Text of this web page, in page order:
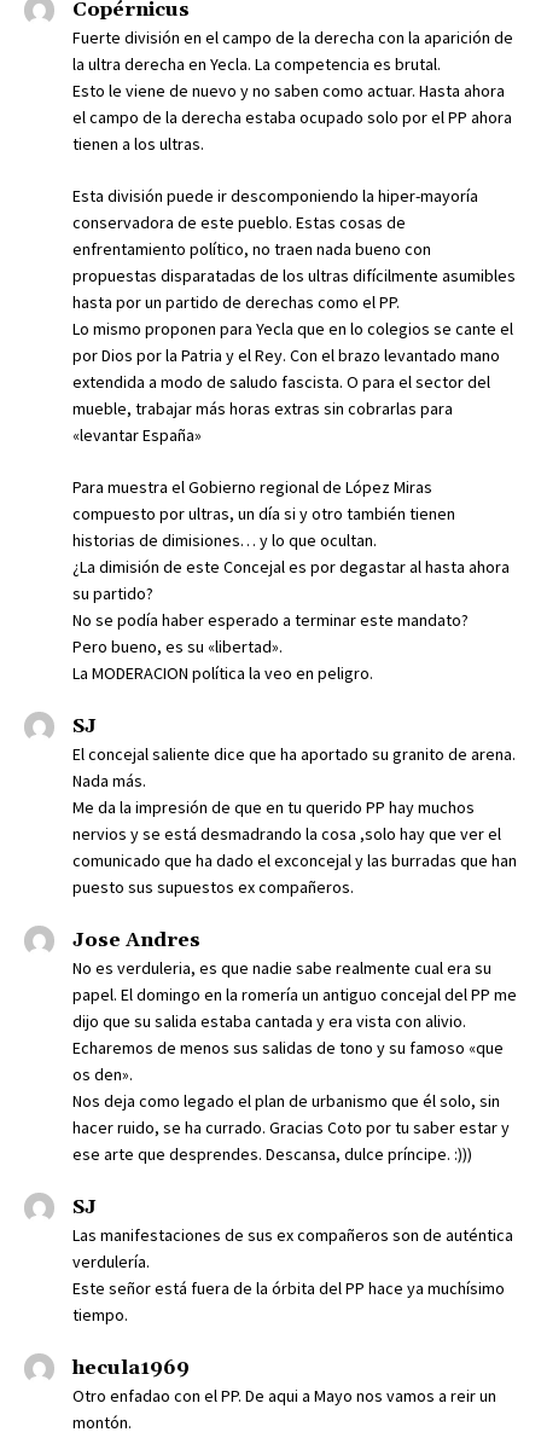
Copérnicus
Fuerte división en el campo de la derecha con la aparición de
la ultra derecha en Yecla. La competencia es brutal.
Esto le viene de nuevo y no saben como actuar. Hasta ahora
el campo de la derecha estaba ocupado solo por el PP ahora
tienen a los ultras.
Esta división puede ir descomponiendo la hiper-mayoría
conservadora de este pueblo. Estas cosas de
enfrentamiento político, no traen nada bueno con
propuestas disparatadas de los ultras difícilmente asumibles
hasta por un partido de derechas como el PP.
Lo mismo proponen para Yecla que en lo colegios se cante el
por Dios por la Patria y el Rey. Con el brazo levantado mano
extendida a modo de saludo fascista. O para el sector del
mueble, trabajar más horas extras sin cobrarlas para
«levantar España»
Para muestra el Gobierno regional de López Miras
compuesto por ultras, un día si y otro también tienen
historias de dimisiones… y lo que ocultan.
¿La dimisión de este Concejal es por degastar al hasta ahora
su partido?
No se podía haber esperado a terminar este mandato?
Pero bueno, es su «libertad».
La MODERACION política la veo en peligro.
SJ
El concejal saliente dice que ha aportado su granito de arena.
Nada más.
Me da la impresión de que en tu querido PP hay muchos
nervios y se está desmadrando la cosa ,solo hay que ver el
comunicado que ha dado el exconcejal y las burradas que han
puesto sus supuestos ex compañeros.
Jose Andres
No es verduleria, es que nadie sabe realmente cual era su
papel. El domingo en la romería un antiguo concejal del PP me
dijo que su salida estaba cantada y era vista con alivio.
Echaremos de menos sus salidas de tono y su famoso «que
os den».
Nos deja como legado el plan de urbanismo que él solo, sin
hacer ruido, se ha currado. Gracias Coto por tu saber estar y
ese arte que desprendes. Descansa, dulce príncipe. :)))
SJ
Las manifestaciones de sus ex compañeros son de auténtica
verdulería.
Este señor está fuera de la órbita del PP hace ya muchísimo
tiempo.
hecula1969
Otro enfadao con el PP. De aqui a Mayo nos vamos a reir un
montón.